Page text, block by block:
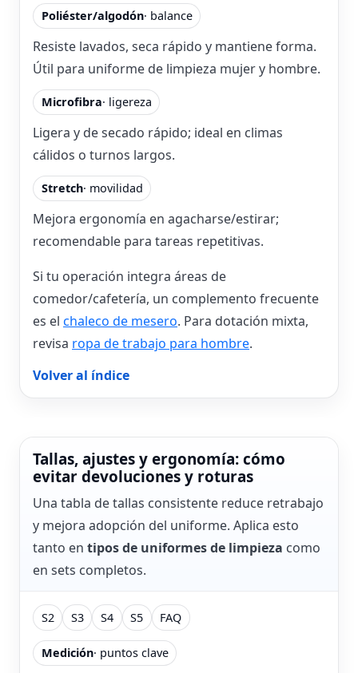
Poliéster/algodón· balance
Resiste lavados, seca rápido y mantiene forma.
Útil para uniforme de limpieza mujer y hombre.
Microfibra· ligereza
Ligera y de secado rápido; ideal en climas
cálidos o turnos largos.
Stretch· movilidad
Mejora ergonomía en agacharse/estirar;
recomendable para tareas repetitivas.
Si tu operación integra áreas de
comedor/cafetería, un complemento frecuente
es el chaleco de mesero. Para dotación mixta,
revisa ropa de trabajo para hombre.
Volver al índice
Tallas, ajustes y ergonomía: cómo
evitar devoluciones y roturas
Una tabla de tallas consistente reduce retrabajo
y mejora adopción del uniforme. Aplica esto
tanto en tipos de uniformes de limpieza como
en sets completos.
S2 S3 S4 S5 FAQ
Medición· puntos clave